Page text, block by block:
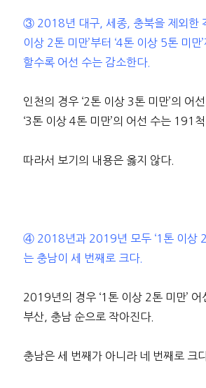
③ 2018년 대구, 세종, 충북을 제외한
이상 2톤 미만’부터 ‘4톤 이상 5톤 미만
할수록 어선 수는 감소한다.
인천의 경우 ‘2톤 이상 3톤 미만’의 어
‘3톤 이상 4톤 미만’의 어선 수는 191척
따라서 보기의 내용은 옳지 않다.
④ 2018년과 2019년 모두 ‘1톤 이상 2
는 충남이 세 번째로 크다.
2019년의 경우 ‘1톤 이상 2톤 미만’ 어
부산, 충남 순으로 작아진다.
충남은 세 번째가 아니라 네 번째로 크